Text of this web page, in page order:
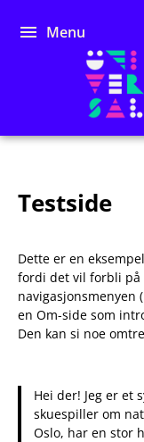
Menu
Testside
Dette er en
fordi det vil forbli på
navigasjonsmenyen
en Om-side som
Den kan si noe
Hei der! Jeg er et
skuespiller om
Oslo, har en stor